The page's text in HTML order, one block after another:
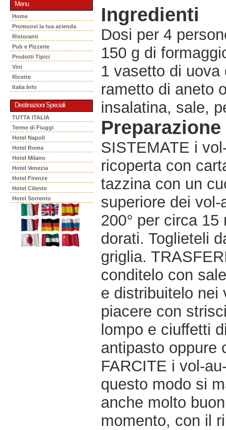
Menu
Home
Promuovi la tua azienda
Ristoranti
Pub e Pizzerie
Prodotti Tipici
Vini
Ricette
Italia Info
Destinazioni Speciali
TUTTA ITALIA
Terme di Fiuggi
Hotel Napoli
Hotel Roma
Hotel Milano
Hotel Venezia
Hotel Firenze
Hotel Cilento
Hotel Sorrento
Ingredienti
Dosi per 4
150 g di
1 vasetto di
rametto di aneto
insalatina, sale,
Preparazione
SISTEMATE i
ricoperta con
tazzina con un
superiore dei
200° per circa
dorati. Toglieteli
griglia.
conditelo con
e distribuitelo nei
piacere con
lompo e ciuffetti
antipasto oppure
FARCITE i vol-
questo modo si
anche molto
momento, con il